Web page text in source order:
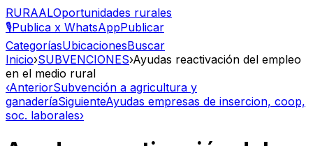
RURAALOportunidades rurales
🎙️Publica x WhatsAppPublicar
CategoríasUbicacionesBuscar
Inicio›SUBVENCIONES›Ayudas reactivación del empleo
en el medio rural
‹AnteriorSubvención a agricultura y
ganaderíaSiguienteAyudas empresas de insercion, coop,
soc. laborales›